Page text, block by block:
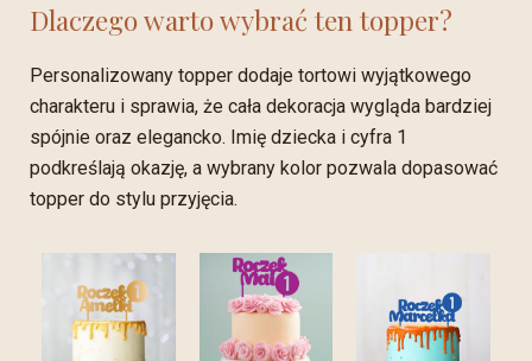
Dlaczego warto wybrać ten topper?
Personalizowany topper dodaje tortowi wyjątkowego
charakteru i sprawia, że cała dekoracja wygląda bardziej
spójnie oraz elegancko. Imię dziecka i cyfra 1
podkreślają okazję, a wybrany kolor pozwala dopasować
topper do stylu przyjęcia.